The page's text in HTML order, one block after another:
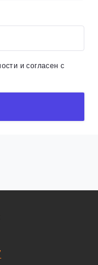
и согласен с